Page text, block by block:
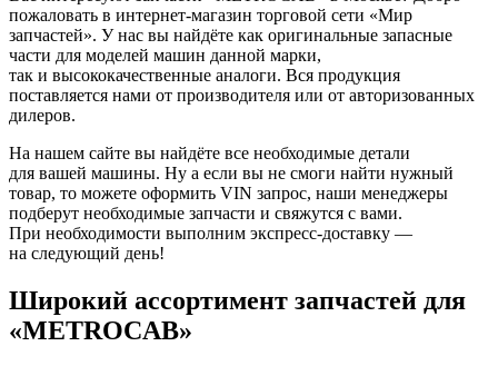
пожаловать в интернет-магазин торговой сети «Мир
запчастей». У нас вы найдёте как оригинальные запасные
части для моделей машин данной марки,
так и высококачественные аналоги. Вся продукция
поставляется нами от производителя или от авторизованных
дилеров.
На нашем сайте вы найдёте все необходимые детали
для вашей машины. Ну а если вы не смоги найти нужный
товар, то можете оформить VIN запрос, наши менеджеры
подберут необходимые запчасти и свяжутся с вами.
При необходимости выполним экспресс-доставку —
на следующий день!
Широкий ассортимент запчастей для
«METROCAB»